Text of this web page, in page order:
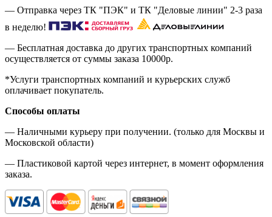
— Отправка через ТК "ПЭК" и ТК "Деловые линии" 2-3 раза
в неделю!
— Бесплатная доставка до других транспортных компаний
осуществляется от суммы заказа 10000р.
*Услуги транспортных компаний и курьерских служб
оплачивает покупатель.
Способы оплаты
— Наличными курьеру при получении. (только для Москвы и
Московской области)
— Пластиковой картой через интернет, в момент оформления
заказа.